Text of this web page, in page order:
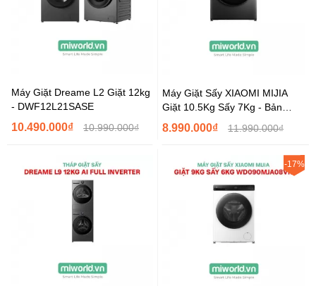
Máy Giặt Dreame L2 Giặt 12kg
- DWF12L21SASE
10.490.000₫ 10.990.000₫
Máy Giặt Sấy XIAOMI MIJIA
Giặt 10.5Kg Sấy 7Kg - Bản
Quốc Tế
8.990.000₫ 11.990.000₫
-17%